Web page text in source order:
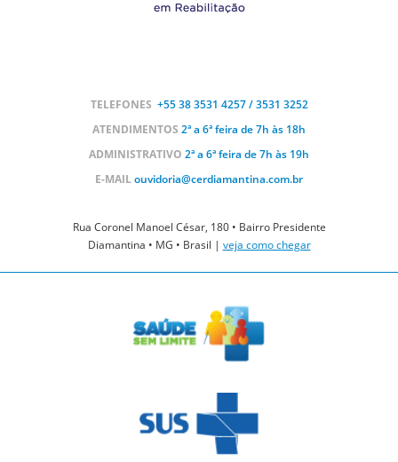
TELEFONES +55 383531 4257 / 3531 3252
ATENDIMENTOS 2ª a 6ª feira de 7h às 18h
ADMINISTRATIVO 2ª a 6ª feira de 7h às 19h
E-MAILouvidoria@cerdiamantina.com.br
Rua Coronel Manoel César, 180 • Bairro Presidente
Diamantina • MG • Brasil | veja como chegar